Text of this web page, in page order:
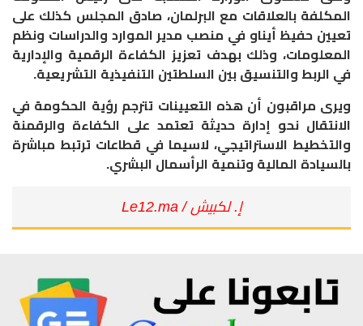
المكلفة بالعلاقات مع البرلمان، صادق المجلس كذلك على
تعيين حفيظ أيناو في منصب مدير الموارد والدراسات ونظم
المعلومات، وذلك بهدف تعزيز الكفاءة الرقمية والإدارية
في الربط والتنسيق بين السلطتين التنفيذية التشريعية.
ويرى مراقبون أن هذه التعيينات تترجم رؤية الحكومة في
الانتقال نحو إدارة حديثة تعتمد على الكفاءة والرقمنة
والتخطيط الاستراتيجي، لاسيما في قطاعات ترتبط مباشرة
بالسيادة المالية وتنمية الرأسمال البشري.
إ. لكبيش / Le12.ma